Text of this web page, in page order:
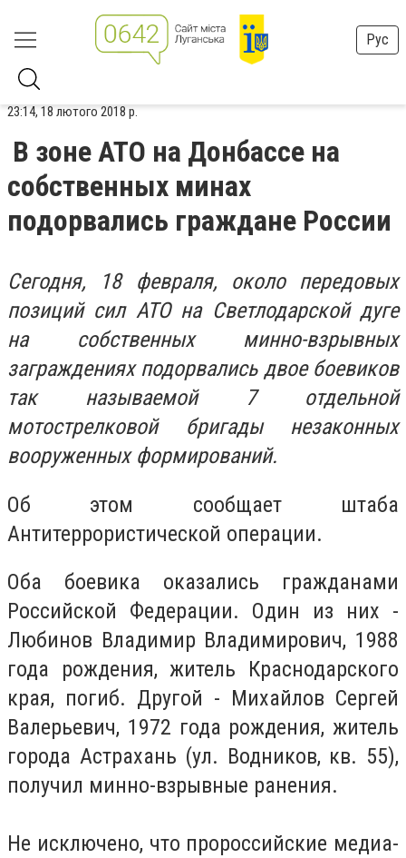
Рус
23:14, 18 лютого 2018 р.
В зоне АТО на Донбассе на
собственных минах
подорвались граждане России
Сегодня, 18 февраля, около передовых
позиций сил АТО на Светлодарской дуге
на собственных минно-взрывных
заграждениях подорвались двое боевиков
так называемой 7 отдельной
мотострелковой бригады незаконных
вооруженных формирований.
Об этом сообщает штаба
Антитеррористической операции.
Оба боевика оказались гражданами
Российской Федерации. Один из них -
Любинов Владимир Владимирович, 1988
года рождения, житель Краснодарского
края, погиб. Другой - Михайлов Сергей
Валерьевич, 1972 года рождения, житель
города Астрахань (ул. Водников, кв. 55),
получил минно-взрывные ранения.
Не исключено, что пророссийские медиа-